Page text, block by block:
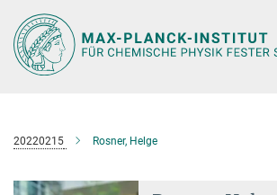
Hauptinhalt
20220215 Rosner, Helge